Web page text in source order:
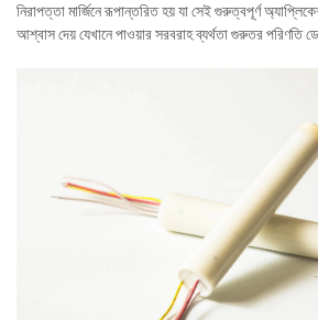
নিরাপত্তা মার্জিনে রূপান্তরিত হয় যা সেই গুরুত্বপূর্ণ
আশ্বাস দেয় যেখানে পাওয়ার সরবরাহ ব্যর্থতা গুরুতর পরিণতি